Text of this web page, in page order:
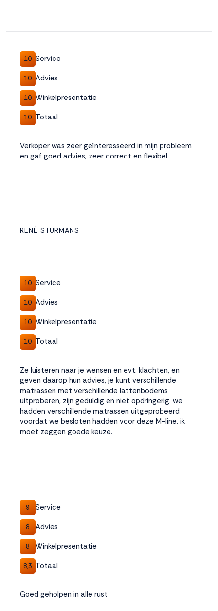
10 Service
10 Advies
10 Winkelpresentatie
10 Totaal
Verkoper was zeer geïnteresseerd in mijn probleem
en gaf goed advies, zeer correct en flexibel
RENÉ STURMANS
10 Service
10 Advies
10 Winkelpresentatie
10 Totaal
Ze luisteren naar je wensen en evt. klachten, en
geven daarop hun advies, je kunt verschillende
matrassen met verschillende lattenbodems
uitproberen, zijn geduldig en niet opdringerig. we
hadden verschillende matrassen uitgeprobeerd
voordat we besloten hadden voor deze M-line. ik
moet zeggen goede keuze.
9 Service
8 Advies
8 Winkelpresentatie
8,3 Totaal
Goed geholpen in alle rust